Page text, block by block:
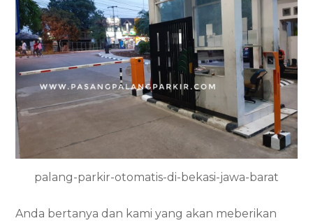
palang-parkir-otomatis-di-bekasi-jawa-barat
Anda bertanya dan kami yang akan meberikan